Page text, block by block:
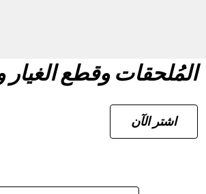
المُلحقات وقطع الغيار
اشتر الآن